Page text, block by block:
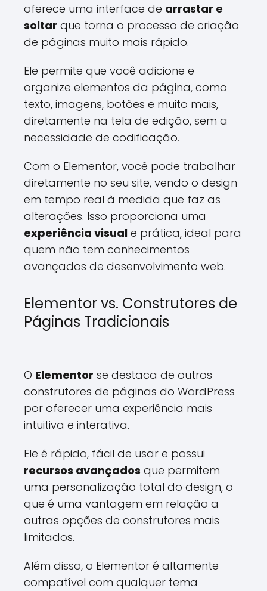
oferece uma interface de arrastar e
soltar que torna o processo de criação
de páginas muito mais rápido.
Ele permite que você adicione e
organize elementos da página, como
texto, imagens, botões e muito mais,
diretamente na tela de edição, sem a
necessidade de codificação.
Com o Elementor, você pode trabalhar
diretamente no seu site, vendo o design
em tempo real à medida que faz as
alterações. Isso proporciona uma
experiência visual e prática, ideal para
quem não tem conhecimentos
avançados de desenvolvimento web.
Elementor vs. Construtores de
Páginas Tradicionais
O Elementor se destaca de outros
construtores de páginas do WordPress
por oferecer uma experiência mais
intuitiva e interativa.
Ele é rápido, fácil de usar e possui
recursos avançados que permitem
uma personalização total do design, o
que é uma vantagem em relação a
outras opções de construtores mais
limitados.
Além disso, o Elementor é altamente
compatível com qualquer tema